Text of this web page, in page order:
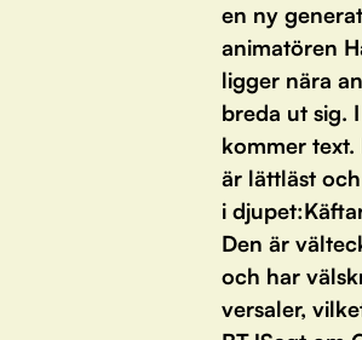
en ny
animatören
ligger nära
breda ut sig.
kommer
är lättläst
i
Den är
och har
versaler,